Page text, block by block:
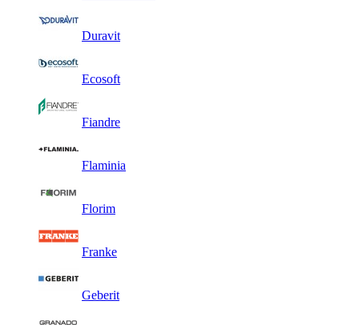
Duravit
Ecosoft
Fiandre
Flaminia
Florim
Franke
Geberit